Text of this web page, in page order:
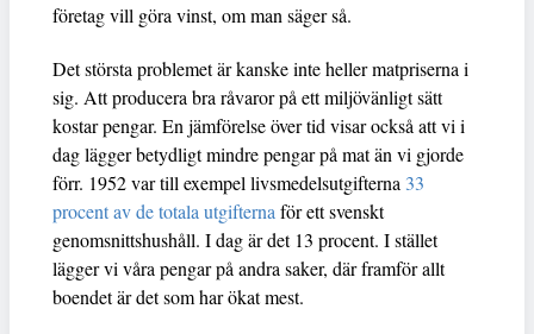
företag vill göra vinst, om man säger så.
Det största problemet är kanske inte heller matpriserna i
sig. Att producera bra råvaror på ett miljövänligt sätt
kostar pengar. En jämförelse över tid visar också att vi i
dag lägger betydligt mindre pengar på mat än vi gjorde
förr. 1952 var till exempel livsmedelsutgifterna 33
procent av de totala utgifterna för ett svenskt
genomsnittshushåll. I dag är det 13 procent. I stället
lägger vi våra pengar på andra saker, där framför allt
boendet är det som har ökat mest.